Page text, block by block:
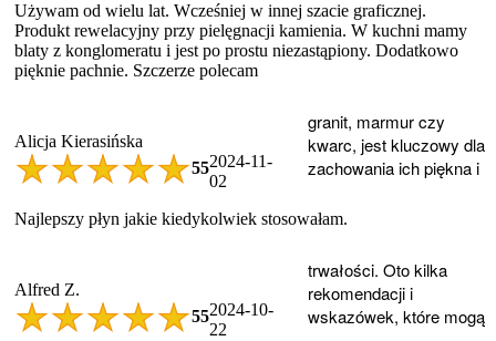
Używam od wielu lat. Wcześniej w innej szacie graficznej.
Produkt rewelacyjny przy pielęgnacji kamienia. W kuchni mamy
blaty z konglomeratu i jest po prostu niezastąpiony. Dodatkowo
pięknie pachnie. Szczerze polecam
Alicja Kierasińska
552024-11-
02
Najlepszy płyn jakie kiedykolwiek stosowałam.
Alfred Z.
552024-10-
22
granit, marmur czy
kwarc, jest kluczowy dla
zachowania ich piękna i
trwałości. Oto kilka
rekomendacji i
wskazówek, które mogą